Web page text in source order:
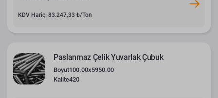
KDV Hariç: 83.247,33 ₺/Ton
Paslanmaz Çelik Yuvarlak Çubuk
Boyut100.00x5950.00
Kalite420